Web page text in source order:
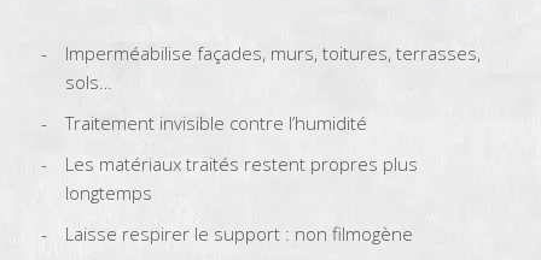
Imperméabilise façades, murs, toitures, terrasses,
sols…
Traitement invisible contre l’humidité
Les matériaux traités restent propres plus
longtemps
Laisse respirer le support : non filmogène